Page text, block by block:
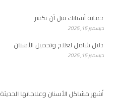
حماية أسنانك قبل أن تكسر
ديسمبر 15, 2025
دليل شامل لعلاج وتجميل الأسنان
ديسمبر 15, 2025
أشهر مشاكل الأسنان وعلاجاتها الحديثة